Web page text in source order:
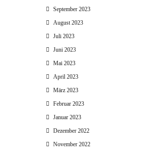
September 2023
August 2023
Juli 2023
Juni 2023
Mai 2023
April 2023
März 2023
Februar 2023
Januar 2023
Dezember 2022
November 2022